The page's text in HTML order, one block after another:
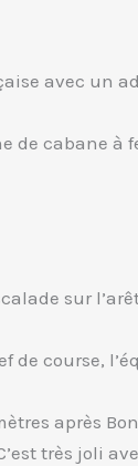
avec un
de cabane à
sur
de course,
après
très joli